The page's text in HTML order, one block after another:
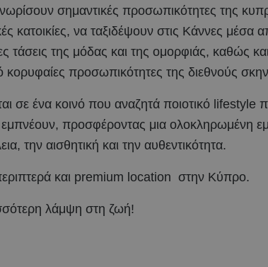
σημαντικές προσωπικότητες της
κατοικίες, να ταξιδέψουν στις Κάννες μέσα
τάσεις της μόδας και της ομορφιάς, καθώς
κορυφαίες προσωπικότητες της διεθνούς
σε ένα κοινό που αναζητά ποιοτικό lifestyle
εμπνέουν, προσφέροντας μια ολοκληρωμένη
την αισθητική και την αυθεντικότητα.
και premium location στην Κύπρο.
λάμψη στη ζωή!